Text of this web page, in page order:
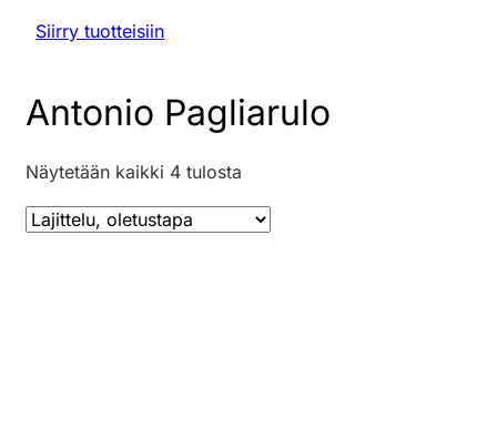
Siirry tuotteisiin
Antonio Pagliarulo
Näytetään kaikki 4 tulosta